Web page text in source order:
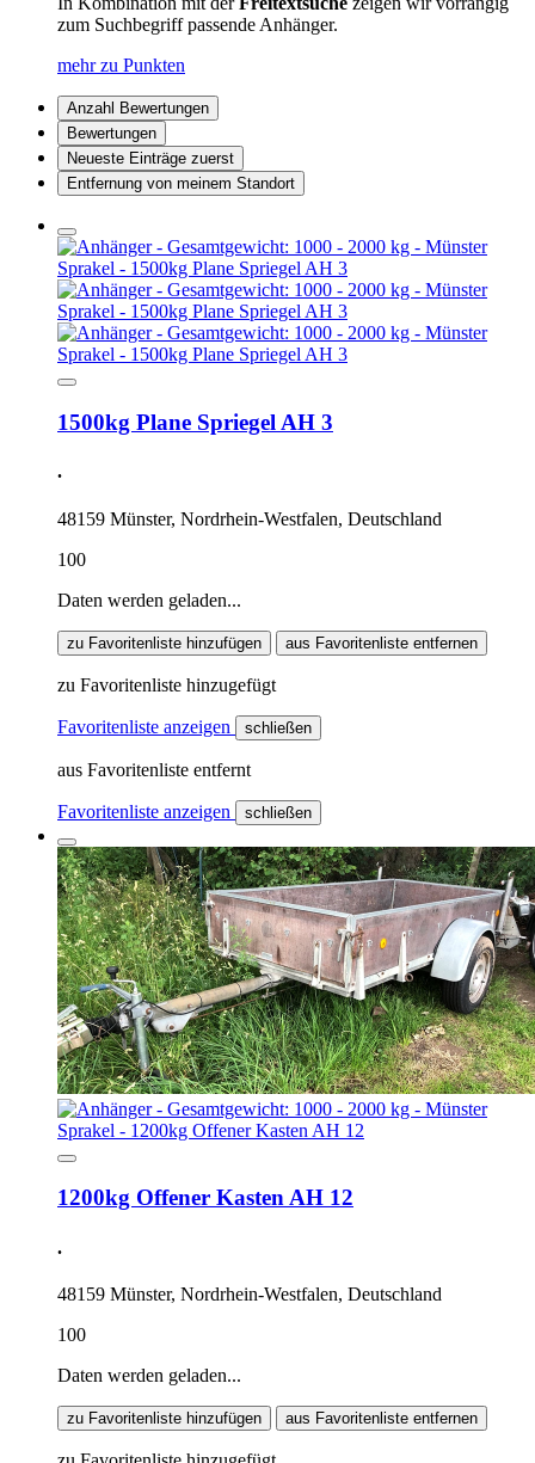
zum Suchbegriff passende Anhänger.
mehr zu Punkten
Anzahl Bewertungen
Bewertungen
Neueste Einträge zuerst
Entfernung von meinem Standort
1500kg Plane Spriegel AH 3
.
48159 Münster, Nordrhein-Westfalen, Deutschland
100
Daten werden geladen...
zu Favoritenliste hinzufügen aus Favoritenliste entfernen
zu Favoritenliste hinzugefügt
Favoritenliste anzeigen schließen
aus Favoritenliste entfernt
Favoritenliste anzeigen schließen
1200kg Offener Kasten AH 12
.
48159 Münster, Nordrhein-Westfalen, Deutschland
100
Daten werden geladen...
zu Favoritenliste hinzufügen aus Favoritenliste entfernen